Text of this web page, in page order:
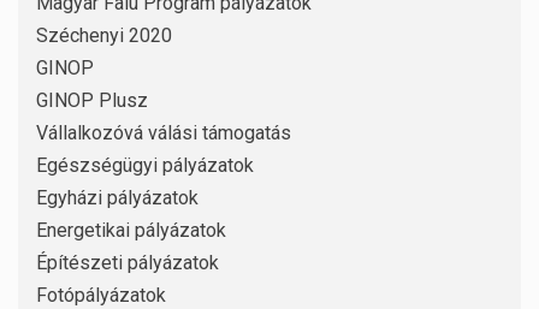
Széchenyi 2020
GINOP
GINOP Plusz
Vállalkozóvá válási támogatás
Egészségügyi pályázatok
Egyházi pályázatok
Energetikai pályázatok
Építészeti pályázatok
Fotópályázatok